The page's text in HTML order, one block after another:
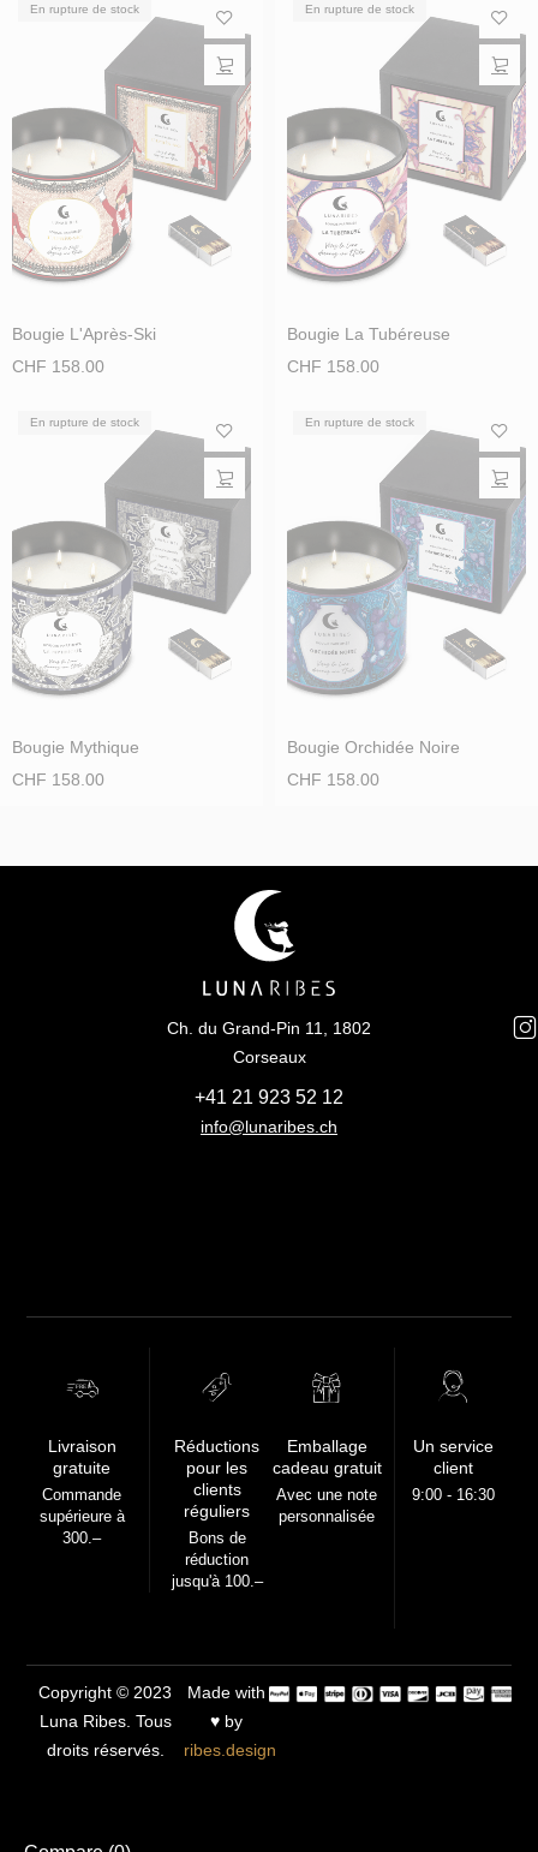
En rupture de stock
Bougie L'Après-Ski
CHF 158.00
En rupture de stock
Bougie La Tubéreuse
CHF 158.00
En rupture de stock
Bougie Mythique
CHF 158.00
En rupture de stock
Bougie Orchidée Noire
CHF 158.00
Ch. du Grand-Pin 11, 1802
Corseaux
+41 21 923 52 12
info@lunaribes.ch
FREE
Livraison
gratuite
Commande
supérieure à
300.–
Réductions
pour les
clients
réguliers
Bons de
réduction
jusqu'à 100.–
Emballage
cadeau gratuit
Avec une note
personnalisée
Un service
client
9:00 - 16:30
Copyright © 2023
Luna Ribes. Tous
droits réservés.
Made with
♥ by
ribes.design